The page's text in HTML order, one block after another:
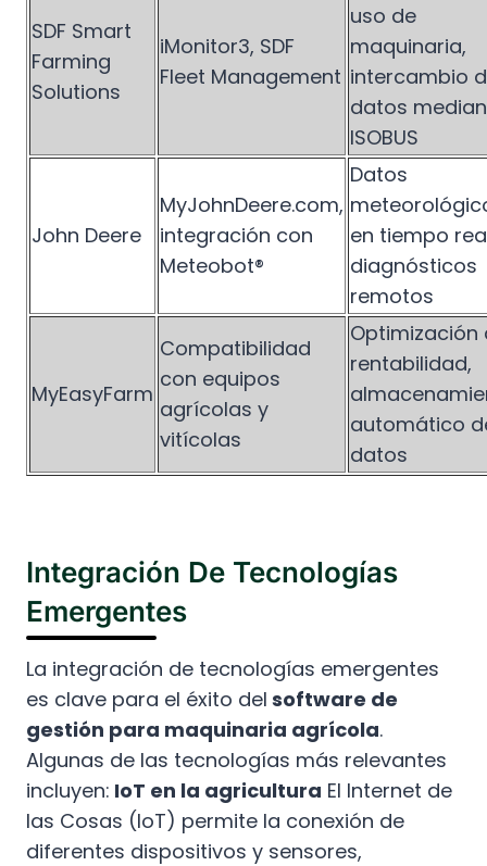
SDF Smart
Farming
Solutions
iMonitor3, SDF
Fleet Management
uso de
maquinaria,
intercambio
datos
ISOBUS
John Deere
MyJohnDeere.com,
integración con
Meteobot®
Datos
en tiempo
diagnósticos
remotos
MyEasyFarm
Compatibilidad
con equipos
agrícolas y
vitícolas
Optimización
rentabilidad,
automático
datos
Integración De Tecnologías
Emergentes
La integración de tecnologías emergentes
es clave para el éxito del software de
gestión para maquinaria agrícola.
Algunas de las tecnologías más relevantes
incluyen: IoT en la agricultura El Internet de
las Cosas (IoT) permite la conexión de
diferentes dispositivos y sensores,